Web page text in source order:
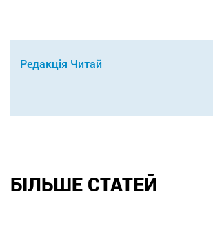
Редакція Читай
БІЛЬШЕ СТАТЕЙ